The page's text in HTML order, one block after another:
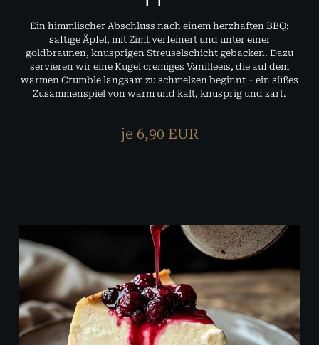
Ein himmlischer Abschluss nach einem herzhaften BBQ:
saftige Äpfel, mit Zimt verfeinert und unter einer
goldbraunen, knusprigen Streuselschicht gebacken. Dazu
servieren wir eine Kugel cremiges Vanilleeis, die auf dem
warmen Crumble langsam zu schmelzen beginnt – ein süßes
Zusammenspiel von warm und kalt, knusprig und zart.
je 6,90 EUR